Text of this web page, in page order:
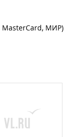
MasterCard, МИР)